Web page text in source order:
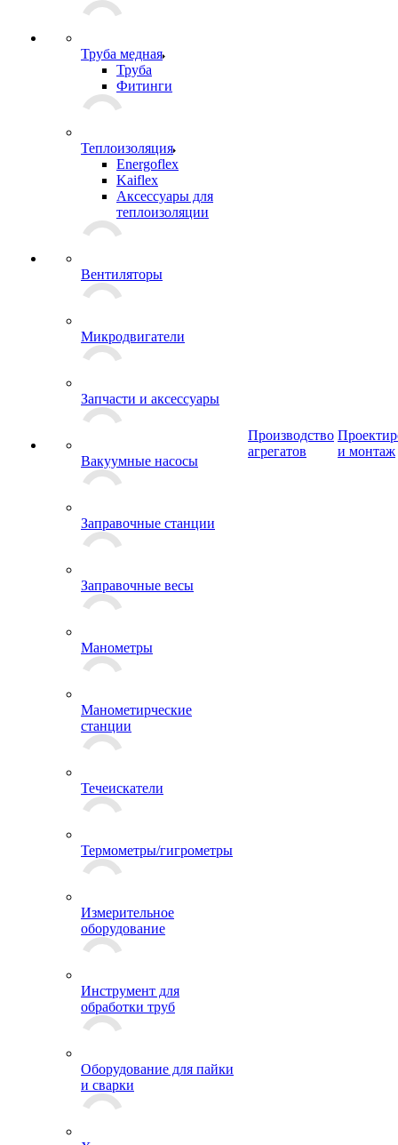
Труба медная
Труба
Фитинги
Теплоизоляция
Energoflex
Kaiflex
Аксессуары для
теплоизоляции
Вентиляторы
Микродвигатели
Запчасти и аксессуары
Вакуумные насосы
Заправочные станции
Заправочные весы
Манометры
Манометирческие
станции
Течеискатели
Термометры/гигрометры
Измерительное
оборудование
Инструмент для
обработки труб
Оборудование для пайки
и сварки
Производство
агрегатов
и монтаж